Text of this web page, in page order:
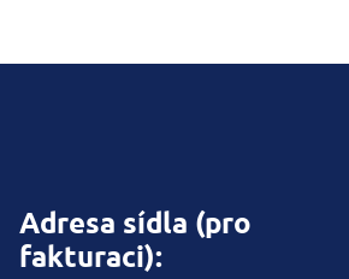
Adresa sídla (pro
fakturaci):